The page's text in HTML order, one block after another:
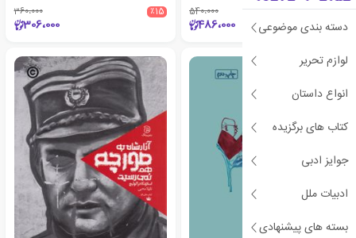
دسته بندی موضوعی
لوازم تحریر
انواع داستان
کتاب های برگزیده
جوایز ادبی
ادبیات ملل
بسته های پیشنهادی
٪10 540،000
486،000
٪15 360،000
306،000